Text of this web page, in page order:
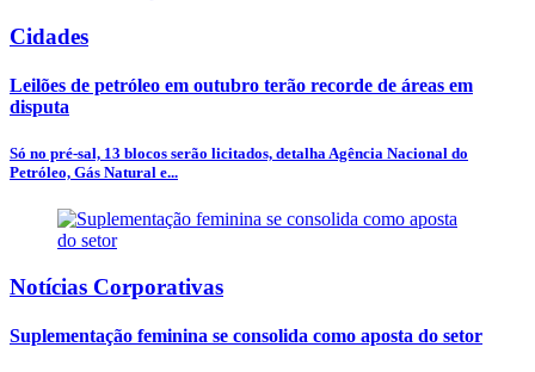
Cidades
Leilões de petróleo em outubro terão recorde de áreas em
disputa
Só no pré-sal, 13 blocos serão licitados, detalha Agência Nacional do
Petróleo, Gás Natural e...
Notícias Corporativas
Suplementação feminina se consolida como aposta do setor